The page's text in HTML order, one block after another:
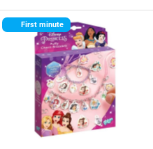
First minute